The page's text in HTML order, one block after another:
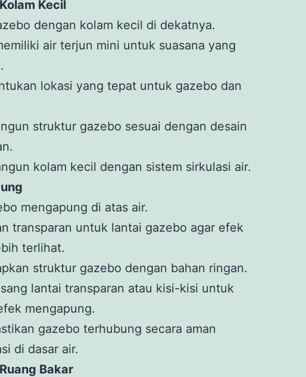
Kecil
dengan kolam kecil di dekatnya.
air terjun mini untuk suasana yang
lokasi yang tepat untuk gazebo dan
struktur gazebo sesuai dengan desain
kolam kecil dengan sistem sirkulasi air.
mengapung di atas air.
transparan untuk lantai gazebo agar efek
terlihat.
struktur gazebo dengan bahan ringan.
lantai transparan atau kisi-kisi untuk
mengapung.
gazebo terhubung secara aman
di dasar air.
Bakar